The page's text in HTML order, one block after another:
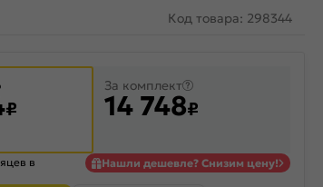
Код товара: 298344
₽
За комплект
14 748₽
в
Нашли дешевле? Снизим цену!